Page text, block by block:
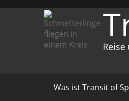
Was ist Transit of